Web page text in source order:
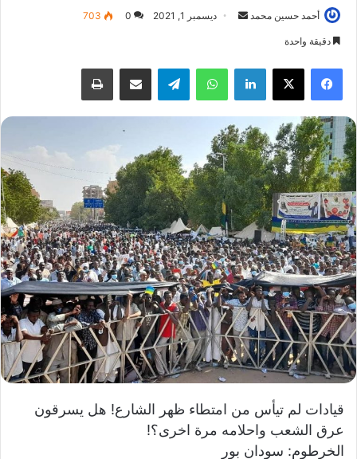
أحمد حسين محمد
ل
ي
د
ا
إ
ل
ك
ت
ر
و
ن
ي
ا
ديسمبر 1, 2021 0
703
دقيقة واحدة
فيسبوك لينكدإن واتساب
قيادات لم تيأس من امتطاء ظهر الشارع! هل يسرقون
عرق الشعب واحلامه مرة اخرى؟!
الخرطوم: سودان بور